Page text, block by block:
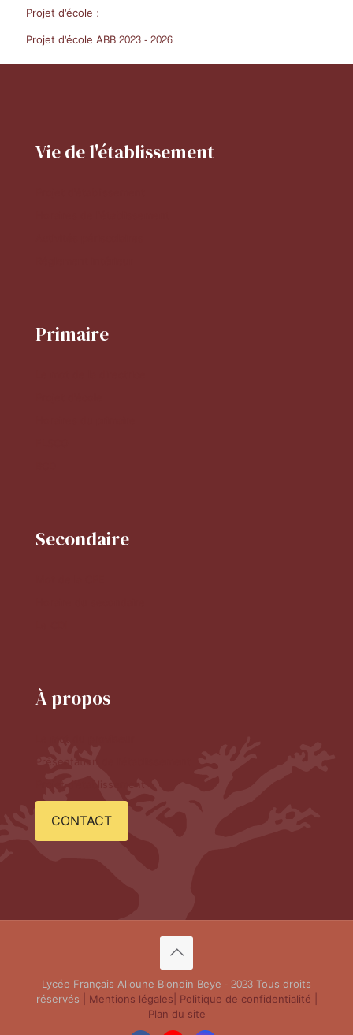
Projet d'école :
Projet d'école ABB 2023 - 2026
Vie de l'établissement
Primaire
Secondaire
À propos
CONTACT
Lycée Français Alioune Blondin Beye - 2023 Tous droits
réservés | Mentions légales | Politique de confidentialité
Plan du site